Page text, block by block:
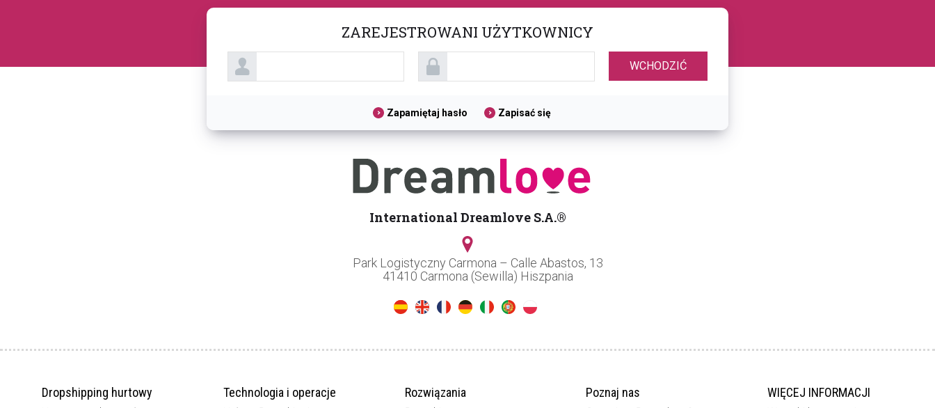
ZAREJESTROWANI UŻYTKOWNICY
Zapamiętaj hasło Zapisać się
International Dreamlove S.A.®
Park Logistyczny Carmona – Calle Abastos, 13
41410 Carmona (Sewilla) Hiszpania
Dropshipping hurtowy
Technologia i operacje
Rozwiązania
Poznaj nas
WIĘCEJ INFORMACJI